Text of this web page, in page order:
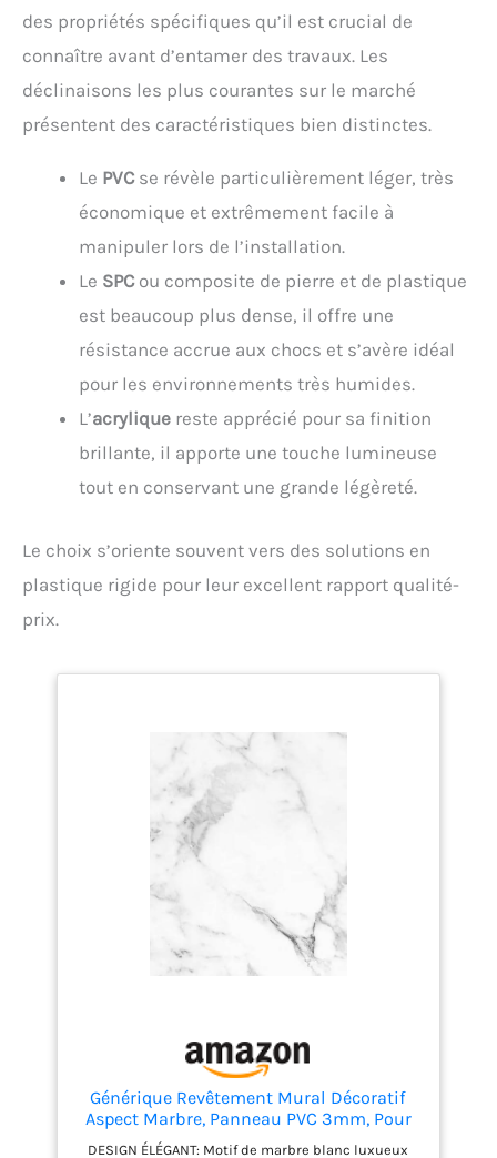
des propriétés spécifiques qu’il est crucial de
connaître avant d’entamer des travaux. Les
déclinaisons les plus courantes sur le marché
présentent des caractéristiques bien distinctes.
Le PVCse révèle particulièrement léger, très
économique et extrêmement facile à
manipuler lors de l’installation.
Le SPCou composite de pierre et de plastique
est beaucoup plus dense, il offre une
résistance accrue aux chocs et s’avère idéal
pour les environnements très humides.
L’acrylique reste apprécié pour sa finition
brillante, il apporte une touche lumineuse
tout en conservant une grande légèreté.
Le choix s’oriente souvent vers des solutions en
plastique rigide pour leur excellent rapport qualité-
prix.
Générique Revêtement Mural Décoratif
Aspect Marbre, Panneau PVC 3mm, Pour
Cuisine, Salle de Bains et Salon, Blanc
DESIGN ÉLÉGANT: Motif de marbre blanc luxueux